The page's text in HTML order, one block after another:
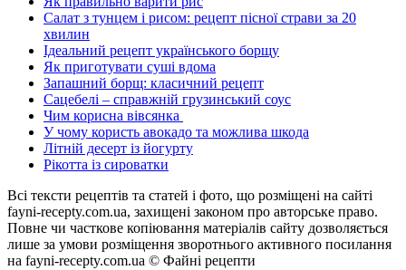
Салат з тунцем і рисом: рецепт пісної страви за 20
хвилин
Ідеальний рецепт українського борщу
Як приготувати суші вдома
Запашний борщ: класичний рецепт
Сацебелі – справжній грузинський соус
Чим корисна вівсянка
У чому користь авокадо та можлива шкода
Літній десерт із йогурту
Рікотта із сироватки
Всі тексти рецептів та статей і фото, що розміщені на сайті
fayni-recepty.com.ua, захищені законом про авторське право.
Повне чи часткове копіювання матеріалів сайту дозволяється
лише за умови розміщення зворотнього активного посилання
на fayni-recepty.com.ua © Файні рецепти